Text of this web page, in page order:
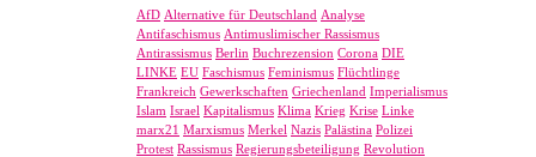
AfD Alternative für Deutschland Analyse
Antifaschismus Antimuslimischer Rassismus
Antirassismus Berlin Buchrezension Corona DIE
LINKE EU Faschismus Feminismus Flüchtlinge
Frankreich Gewerkschaften Griechenland Imperialismus
Islam Israel Kapitalismus Klima Krieg Krise Linke
marx21 Marxismus Merkel Nazis Palästina Polizei
Protest Rassismus Regierungsbeteiligung Revolution